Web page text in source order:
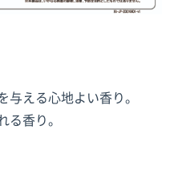
与える心地よい香り。
る香り。